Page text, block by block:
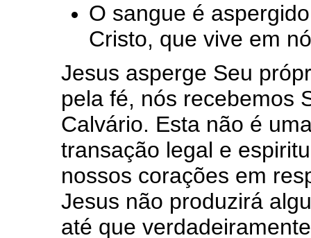
O sangue é
Cristo, que vive em
Jesus asperge Seu
pela fé, nós recebemos
Calvário. Esta não é
transação legal e
nossos corações em
Jesus não produzirá
até que